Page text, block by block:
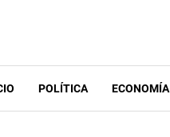
POLÍTICA ECONOMÍA